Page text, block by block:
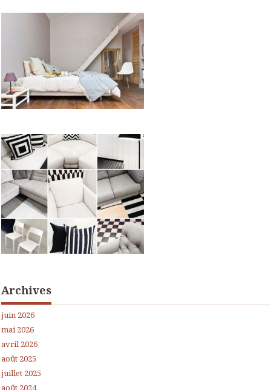
Archives
juin 2026
mai 2026
avril 2026
août 2025
juillet 2025